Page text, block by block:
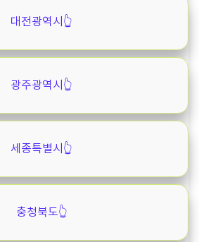
대전광역시👆️
광주광역시👆️
세종특별시👆️
충청북도👆️